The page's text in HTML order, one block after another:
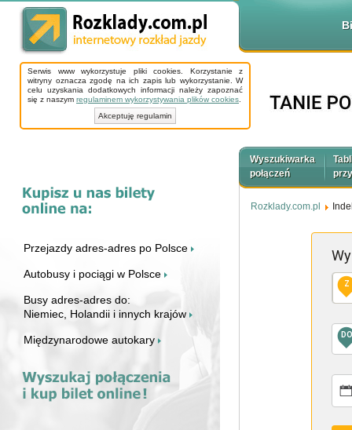
Serwis www wykorzystuje pliki cookies. Korzystanie z
witryny oznacza zgodę na ich zapis lub wykorzystanie. W
celu uzyskania dodatkowych informacji należy zapoznać
się z naszym regulaminem wykorzystywania plików cookies
Akceptuję regulamin
Przejazdy adres-adres po Polsce
Autobusy i pociągi w Polsce
Busy adres-adres do:
Niemiec, Holandii i innych krajów
Międzynarodowe autokary
Wyszukiwarka
połączeń
Rozklady.com.pl
Z
DO